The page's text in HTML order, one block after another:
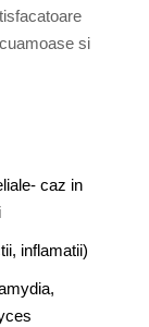
si
caz in
inflamatii)